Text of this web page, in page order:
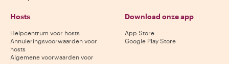
Hosts
Helpcentrum voor hosts
Annuleringsvoorwaarden voor
hosts
Algemene voorwaarden voor
Download onze app
App Store
Google Play Store